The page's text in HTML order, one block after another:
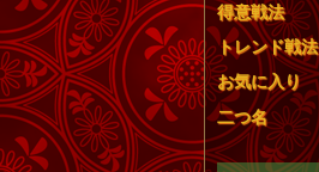
得意戦法
トレンド戦法
お気に入り
二つ名